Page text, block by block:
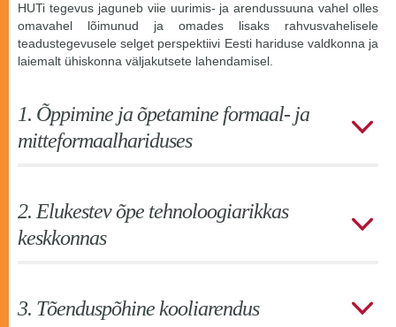
HUTi tegevus jaguneb viie uurimis- ja arendussuuna vahel olles
omavahel lõimunud ja omades lisaks rahvusvahelisele
teadustegevusele selget perspektiivi Eesti hariduse valdkonna ja
laiemalt ühiskonna väljakutsete lahendamisel.
1. Õppimine ja õpetamine formaal- ja
mitteformaalhariduses
2. Elukestev õpe tehnoloogiarikkas
keskkonnas
3. Tõenduspõhine kooliarendus